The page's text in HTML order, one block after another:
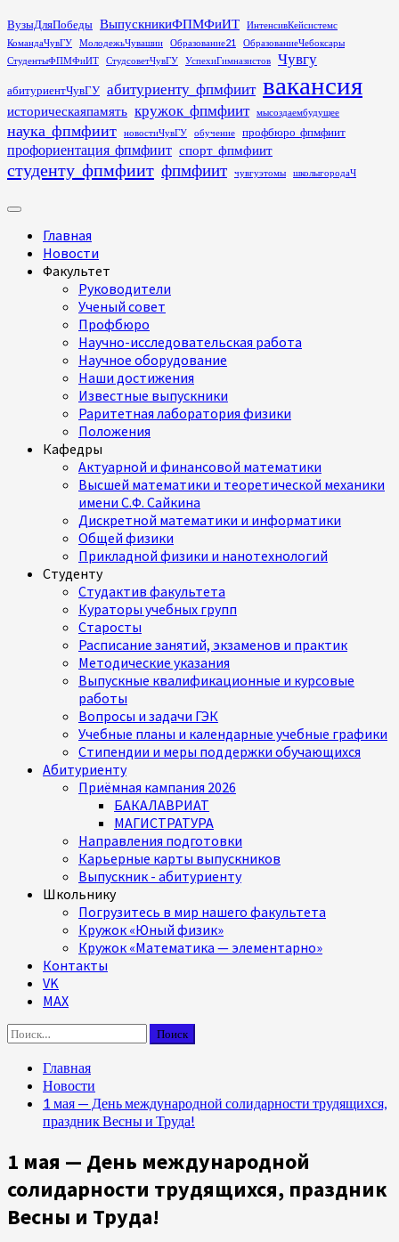
Перейти
к
содержимому
ВузыДляПобеды ВыпускникиФПМФиИТ
ИнтенсивКейсистемс
КомандаЧувГУ
МолодежьЧувашии Образование21
ОбразованиеЧебоксары
СтудентыФПМФиИТ
СтудсоветЧувГУ УспехиГимназистов Чувгу
абитуриентЧувГУ абитуриенту_фпмфиит вакансия
историческаяпамять кружок_фпмфиит мысоздаембудущее
наука_фпмфиит новостиЧувГУ обучение профбюро_фпмфиит
профориентация_фпмфиит спорт_фпмфиит
студенту_фпмфиит фпмфиит чувгуэтомы школыгородаЧ
Основное
Главная
Новости
Факультет
Руководители
Ученый совет
Профбюро
Научно-исследовательская работа
Научное оборудование
Наши достижения
Известные выпускники
Раритетная лаборатория физики
Положения
Кафедры
Актуарной и финансовой математики
Высшей математики и теоретической механики
имени С.Ф. Сайкина
Дискретной математики и информатики
Общей физики
Прикладной физики и нанотехнологий
Студенту
Студактив факультета
Кураторы учебных групп
Старосты
Расписание занятий, экзаменов и практик
Методические указания
Выпускные квалификационные и курсовые
работы
Вопросы и задачи ГЭК
Учебные планы и календарные учебные графики
Стипендии и меры поддержки обучающихся
Абитуриенту
Приёмная кампания 2026
БАКАЛАВРИАТ
МАГИСТРАТУРА
Направления подготовки
Карьерные карты выпускников
Выпускник - абитуриенту
Школьнику
Погрузитесь в мир нашего факультета
Кружок «Юный физик»
Кружок «Математика — элементарно»
Контакты
VK
MAX
Найти:
Главная
Новости
1 мая — День международной солидарности трудящихся,
праздник Весны и Труда!
1 мая — День международной
солидарности трудящихся, праздник
Весны и Труда!